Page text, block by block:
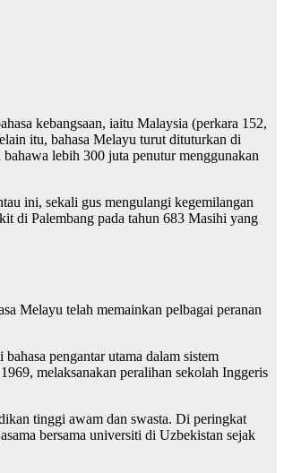
kebangsaan, iaitu Malaysia (perkara 152,
itu, bahasa Melayu turut dituturkan di
lebih 300 juta penutur menggunakan
ini, sekali gus mengulangi kegemilangan
di Palembang pada tahun 683 Masihi yang
Melayu telah memainkan pelbagai peranan
pengantar utama dalam sistem
melaksanakan peralihan sekolah Inggeris
tinggi awam dan swasta. Di peringkat
bersama universiti di Uzbekistan sejak